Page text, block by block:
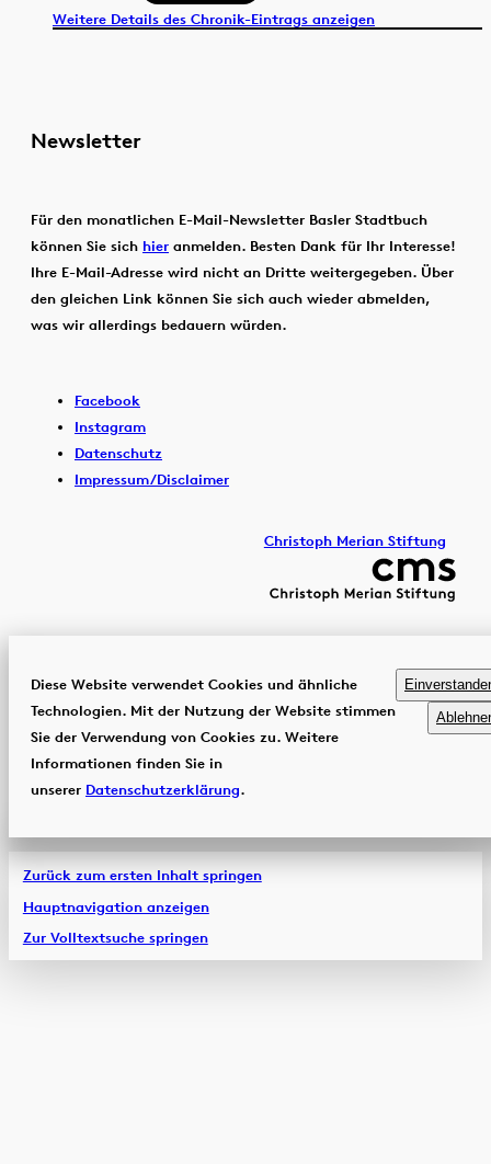
Weitere Details des Chronik-Eintrags anzeigen
Newsletter
Für den monatlichen E-Mail-Newsletter Basler Stadtbuch
können Sie sich hier anmelden. Besten Dank für Ihr Interesse!
Ihre E-Mail-Adresse wird nicht an Dritte weitergegeben. Über
den gleichen Link können Sie sich auch wieder abmelden,
was wir allerdings bedauern würden.
Facebook
Instagram
Datenschutz
Impressum/Disclaimer
Christoph Merian Stiftung
Diese Website verwendet Cookies und ähnliche
Technologien. Mit der Nutzung der Website stimmen
Sie der Verwendung von Cookies zu. Weitere
Informationen finden Sie in
unserer Datenschutzerklärung.
Zurück zum ersten Inhalt springen
Hauptnavigation anzeigen
Zur Volltextsuche springen